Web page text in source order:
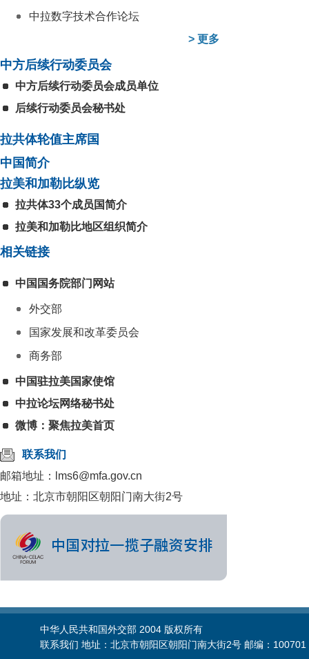
中拉数字技术合作论坛
> 更多
中方后续行动委员会
中方后续行动委员会成员单位
后续行动委员会秘书处
拉共体轮值主席国
中国简介
拉美和加勒比纵览
拉共体33个成员国简介
拉美和加勒比地区组织简介
相关链接
中国国务院部门网站
外交部
国家发展和改革委员会
商务部
中国驻拉美国家使馆
中拉论坛网络秘书处
微博：聚焦拉美首页
联系我们
邮箱地址：lms6@mfa.gov.cn
地址：北京市朝阳区朝阳门南大街2号
中华人民共和国外交部 2004 版权所有
联系我们 地址：北京市朝阳区朝阳门南大街2号 邮编：